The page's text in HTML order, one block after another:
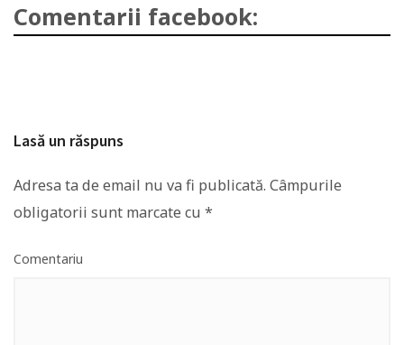
Comentarii facebook:
Lasă un răspuns
Adresa ta de email nu va fi publicată. Câmpurile
obligatorii sunt marcate cu *
Comentariu